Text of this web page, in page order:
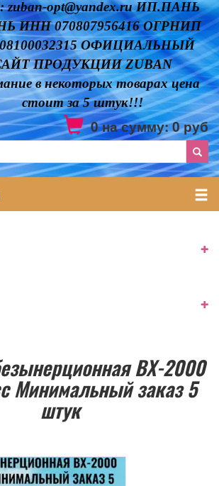
zuban-opt@yandex.ru ИП.ПАНЬ
ИНН 070807956416 ОГРНИП
ОФИЦИАЛЬНЫЙ
ПРОДУКЦИИ ZUBAN
в некоторых товарах цена
стоит за 5 штук!!!
0на сумму:0руб
+
+
BX-2000
Минимальный заказ 5
штук